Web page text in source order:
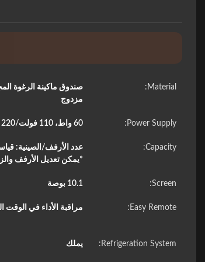
Material:
صندوق ماكينة الرغوة
مزدوج
Power Supply: 60 واط، 110 فولت/220 فولت، 50/60 هرتز
Capacity:
*يمكن تعديل الأرفف
Screen: 10.1 بوصة
Easy Remote: مراقبة الأداء في
Refrigeration System: يملك